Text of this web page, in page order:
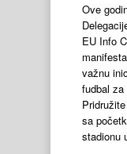
Ove
EU Info
važnu
fudbal za
sa
stadionu